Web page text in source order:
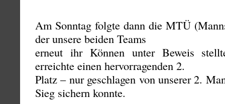
Am Sonntag folgte dann die MTÜ
der unsere beiden Teams
erneut ihr Können unter Beweis
erreichte einen hervorragenden 2.
Platz – nur geschlagen von unserer 2.
Sieg sichern konnte.